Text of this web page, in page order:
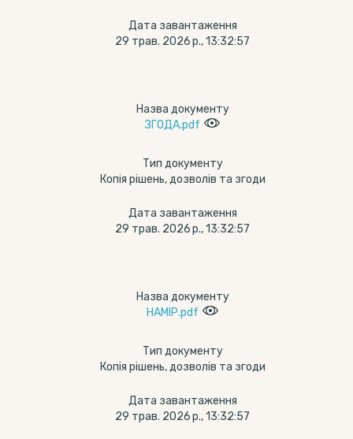
Дата завантаження
29 трав. 2026 р., 13:32:57
Назва документу
ЗГОДА.pdf
Тип документу
Копія рішень, дозволів та згоди
Дата завантаження
29 трав. 2026 р., 13:32:57
Назва документу
НАМІР.pdf
Тип документу
Копія рішень, дозволів та згоди
Дата завантаження
29 трав. 2026 р., 13:32:57